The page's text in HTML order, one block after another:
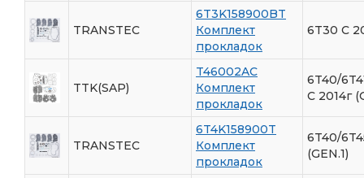
TRANSTEC
6T3K158900BT
Комплект
прокладок
6T30 С
TTK(SAP)
T46002AC
Комплект
прокладок
6T40/
C 2014г
TRANSTEC
6T4K158900T
Комплект
прокладок
6T40/
(GEN.1)